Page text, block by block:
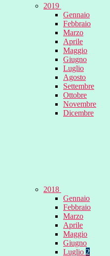
2019
Gennaio
Febbraio
Marzo
Aprile
Maggio
Giugno
Luglio
Agosto
Settembre
Ottobre
Novembre
Dicembre
2018
Gennaio
Febbraio
Marzo
Aprile
Maggio
Giugno
Luglio 2